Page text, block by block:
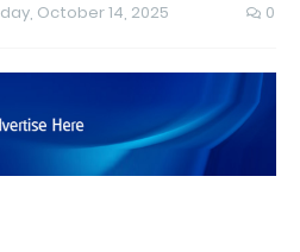
October 14, 2025 0